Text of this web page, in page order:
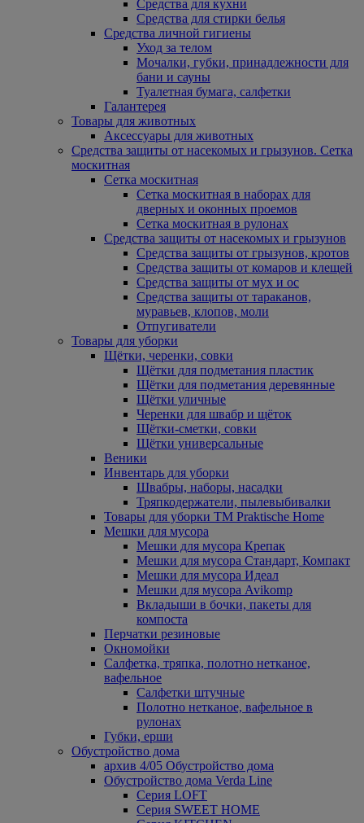
Средства для кухни
Средства для стирки белья
Средства личной гигиены
Уход за телом
Мочалки, губки, принадлежности для
бани и сауны
Туалетная бумага, салфетки
Галантерея
Товары для животных
Аксессуары для животных
Средства защиты от насекомых и грызунов. Сетка
москитная
Сетка москитная
Сетка москитная в наборах для
дверных и оконных проемов
Сетка москитная в рулонах
Средства защиты от насекомых и грызунов
Средства защиты от грызунов, кротов
Средства защиты от комаров и клещей
Средства защиты от мух и ос
Средства защиты от тараканов,
муравьев, клопов, моли
Отпугиватели
Товары для уборки
Щётки, черенки, совки
Щётки для подметания пластик
Щётки для подметания деревянные
Щётки уличные
Черенки для швабр и щёток
Щётки-сметки, совки
Щётки универсальные
Веники
Инвентарь для уборки
Швабры, наборы, насадки
Тряпкодержатели, пылевыбивалки
Товары для уборки ТМ Praktische Home
Мешки для мусора
Мешки для мусора Крепак
Мешки для мусора Стандарт, Компакт
Мешки для мусора Идеал
Мешки для мусора Avikomp
Вкладыши в бочки, пакеты для
компоста
Перчатки резиновые
Окномойки
Салфетка, тряпка, полотно нетканое,
вафельное
Салфетки штучные
Полотно нетканое, вафельное в
рулонах
Губки, ерши
Обустройство дома
архив 4/05 Обустройство дома
Обустройство дома Verda Line
Серия LOFT
Серия SWEET HOME